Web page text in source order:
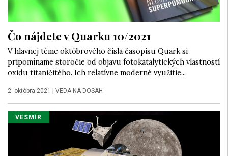
Čo nájdete v Quarku 10/2021
V hlavnej téme októbrového čísla časopisu Quark si
pripomíname storočie od objavu fotokatalytických vlastností
oxidu titaničitého. Ich relatívne moderné využitie...
2. októbra 2021 VEDA NA DOSAH
VESMÍR